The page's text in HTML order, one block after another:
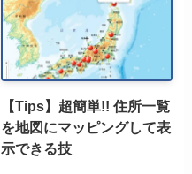
【Tips】超簡単!! 住所一覧
を地図にマッピングして表
示できる技